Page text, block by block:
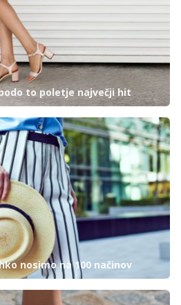
to poletje največji hit
nosimo na 100 načinov